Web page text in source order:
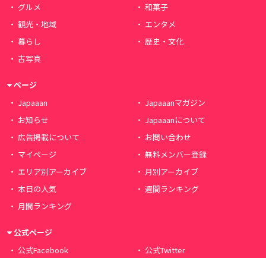
グルメ
和菓子
観光・地域
エンタメ
暮らし
歴史・文化
古写真
ページ
Japaaan
Japaaanマガジン
お知らせ
Japaaanについて
広告掲載について
お問い合わせ
マイページ
無料メンバー登録
エリア別アーカイブ
月別アーカイブ
本日の人気
週間ランキング
月間ランキング
公式ページ
公式Facebook
公式Twitter